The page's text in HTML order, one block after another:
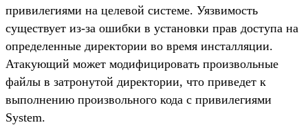
привилегиями на целевой системе. Уязвимость
существует из-за ошибки в установки прав доступа на
определенные директории во время инсталляции.
Атакующий может модифицировать произвольные
файлы в затронутой директории, что приведет к
выполнению произвольного кода с привилегиями
System.